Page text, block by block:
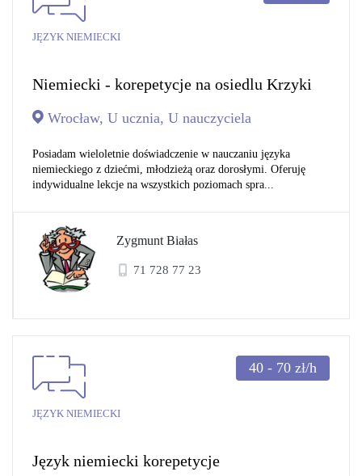
JĘZYK NIEMIECKI
Niemiecki - korepetycje na osiedlu Krzyki
Wrocław, U ucznia, U nauczyciela
Posiadam wieloletnie doświadczenie w nauczaniu języka
niemieckiego z dziećmi, młodzieżą oraz dorosłymi. Oferuję
indywidualne lekcje na wszystkich poziomach spra...
Zygmunt Białas
71 728 77 23
JĘZYK NIEMIECKI
40 - 70 zł/h
Język niemiecki korepetycje